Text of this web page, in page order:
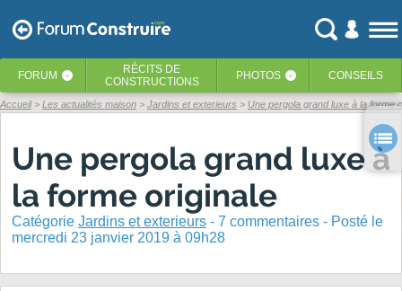
FORUM ‹ RÉCITS DE
CONSTRUCTIONS
PHOTOS ‹ CONSEILS
Accueil Les actualités maison Jardins et exterieurs Une pergola grand luxe à la forme
Une pergola grand luxe à
la forme originale
Catégorie Jardins et exterieurs - 7 commentaires - Posté le
mercredi 23 janvier 2019 à 09h28